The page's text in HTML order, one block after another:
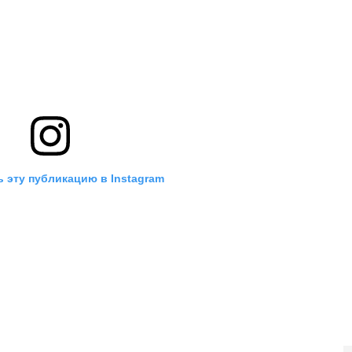
эту публикацию в Instagram